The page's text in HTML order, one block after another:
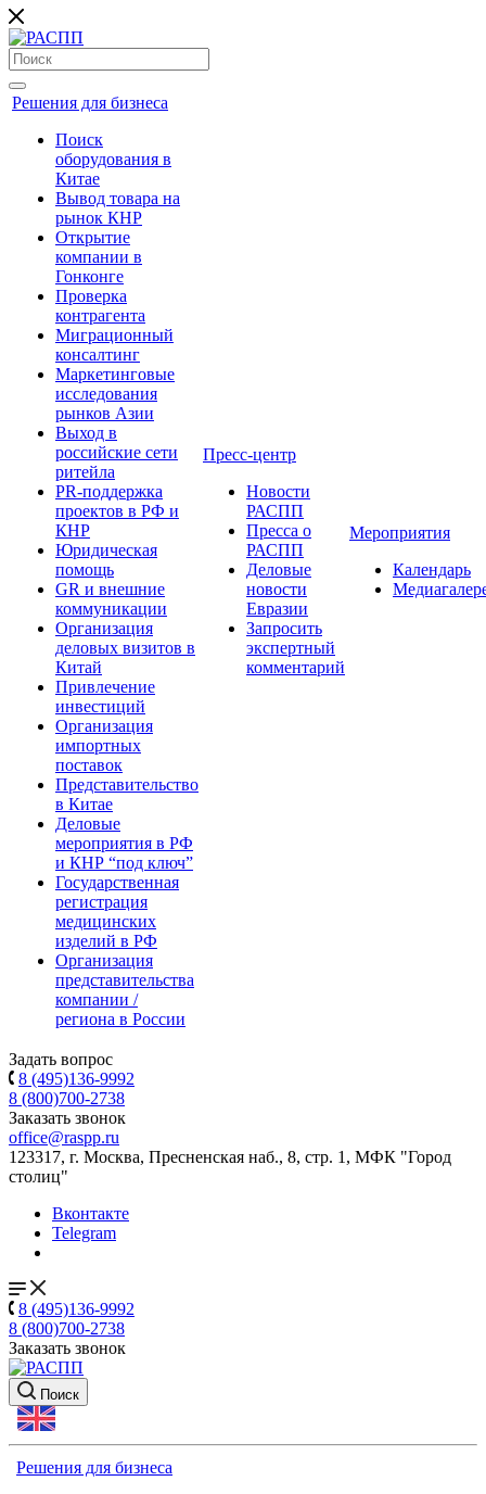
Решения для бизнеса
Поиск
оборудования в
Китае
Вывод товара на
рынок КНР
Открытие
компании в
Гонконге
Проверка
контрагента
Миграционный
консалтинг
Маркетинговые
исследования
рынков Азии
Выход в
российские сети
ритейла
PR-поддержка
проектов в РФ и
КНР
Юридическая
помощь
GR и внешние
коммуникации
Организация
деловых визитов в
Китай
Привлечение
инвестиций
Организация
импортных
поставок
Представительство
в Китае
Деловые
мероприятия в РФ
и КНР “под ключ”
Государственная
регистрация
медицинских
изделий в РФ
Организация
представительства
компании /
региона в России
Пресс-центр
Новости
РАСПП
Пресса о
РАСПП
Деловые
новости
Евразии
Запросить
экспертный
комментарий
Мероприятия
Календарь
Задать вопрос
8 (495)136-9992
8 (800)700-2738
Заказать звонок
office@raspp.ru
123317, г. Москва, Пресненская наб., 8, стр. 1, МФК "Город
столиц"
Вконтакте
Telegram
8 (495)136-9992
8 (800)700-2738
Заказать звонок
Поиск
Решения для бизнеса